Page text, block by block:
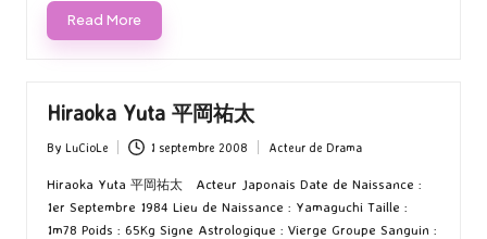
Read More
Hiraoka Yuta 平岡祐太
Posted
by
By LuCioLe 1 septembre 2008
Posted
Acteur de Drama
Hiraoka Yuta 平岡祐太 Acteur Japonais Date de Naissance :
1er Septembre 1984 Lieu de Naissance : Yamaguchi Taille :
1m78 Poids : 65Kg Signe Astrologique : Vierge Groupe Sanguin :